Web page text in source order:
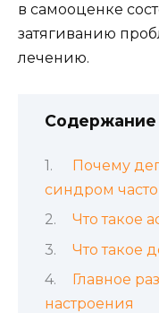
в самооценке
затягиванию
лечению.
Содержание
Почему
синдром
Что такое
Что такое
Главное
настроения